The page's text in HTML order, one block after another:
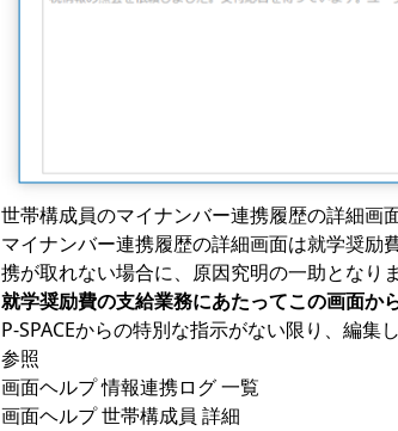
世帯構成員のマイナンバー連携履歴の詳細画
マイナンバー連携履歴の詳細画面は就学奨励
携が取れない場合に、原因究明の一助となりま
就学奨励費の支給業務にあたってこの画面か
P-SPACEからの特別な指示がない限り、編集
参照
画面ヘルプ情報連携ログ 一覧
画面ヘルプ世帯構成員 詳細